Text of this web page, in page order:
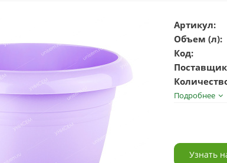
Артикул:
Объем (л):
Код:
Подробнее
Узнать